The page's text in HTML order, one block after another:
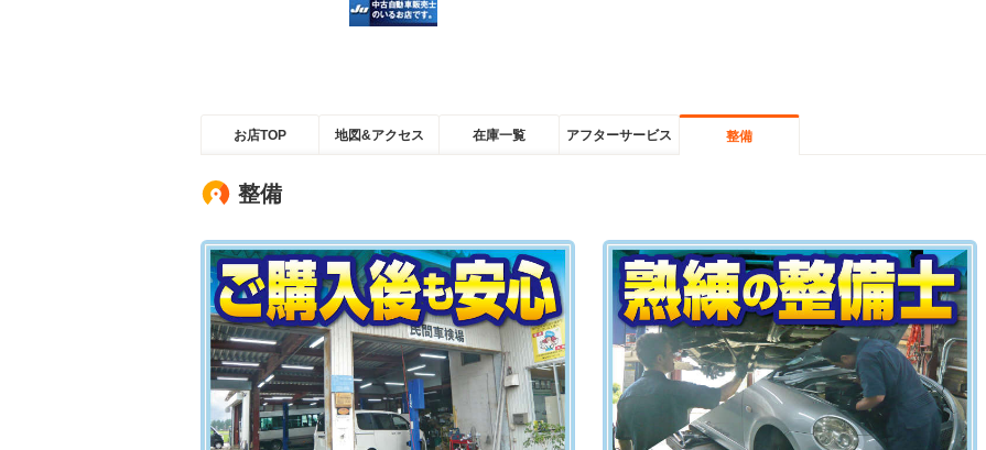
お店TOP 地図&アクセス 在庫一覧 アフターサービス 整備
整備